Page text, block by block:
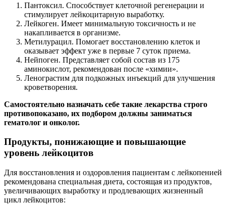
Пантоксил. Способствует клеточной регенерации и
стимулирует лейкоцитарную выработку.
Лейкоген. Имеет минимальную токсичность и не
накапливается в организме.
Метилурацил. Помогает восстановлению клеток и
оказывает эффект уже в первые 7 суток приема.
Нейпоген. Представляет собой состав из 175
аминокислот, рекомендован после «химии».
Ленограстим для подкожных инъекций для улучшения
кроветворения.
Самостоятельно назначать себе такие лекарства строго
противопоказано, их подбором должны заниматься
гематолог и онколог.
Продукты, понижающие и повышающие
уровень лейкоцитов
Для восстановления и оздоровления пациентам с лейкопенией
рекомендована специальная диета, состоящая из продуктов,
увеличивающих выработку и продлевающих жизненный
цикл лейкоцитов: